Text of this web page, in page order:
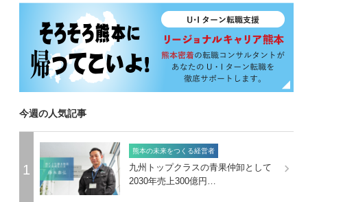
今週の人気記事
1
熊本の未来をつくる経営者
九州トップクラスの青果仲卸として
2030年売上300億円…